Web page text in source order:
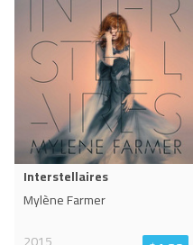
Interstellaires
Mylène Farmer